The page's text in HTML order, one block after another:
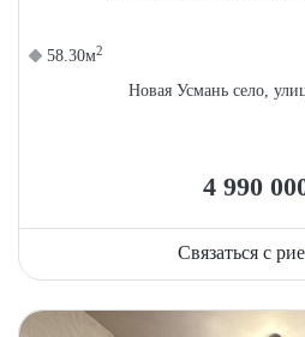
58.30м2
Новая Усмань село,
4 990
Связаться с